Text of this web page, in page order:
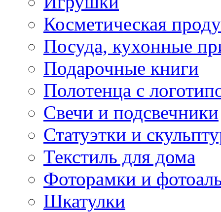
Косметическая
Посуда, кухонные
Подарочные книги
Полотенца с
Свечи и подсвечники
Статуэтки и
Текстиль для дома
Фоторамки и
Шкатулки